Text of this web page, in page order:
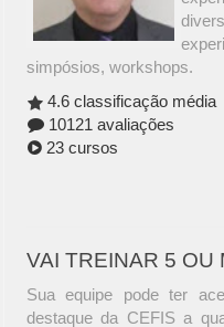
simpósios, workshops.
4.6 classificação média
10121 avaliações
23 cursos
VAI TREINAR 5 OU
Sua equipe pode ter
destaque da CEFIS a